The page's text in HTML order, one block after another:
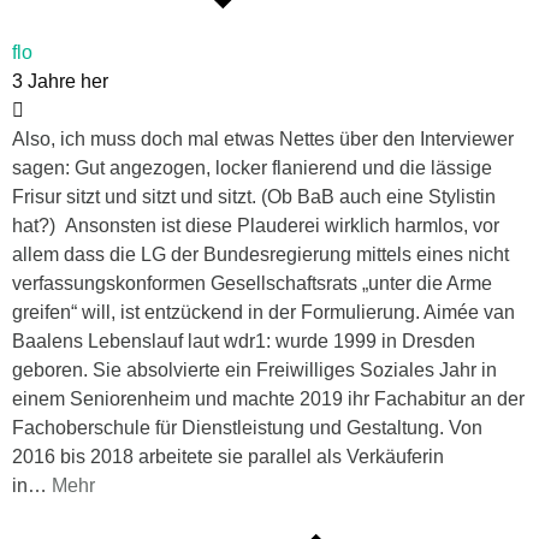
flo
3 Jahre her
Also, ich muss doch mal etwas Nettes über den Interviewer
sagen: Gut angezogen, locker flanierend und die lässige
Frisur sitzt und sitzt und sitzt. (Ob BaB auch eine Stylistin
hat?) Ansonsten ist diese Plauderei wirklich harmlos, vor
allem dass die LG der Bundesregierung mittels eines nicht
verfassungskonformen Gesellschaftsrats „unter die Arme
greifen“ will, ist entzückend in der Formulierung. Aimée van
Baalens Lebenslauf laut wdr1: wurde 1999 in Dresden
geboren. Sie absolvierte ein Freiwilliges Soziales Jahr in
einem Seniorenheim und machte 2019 ihr Fachabitur an der
Fachoberschule für Dienstleistung und Gestaltung. Von
2016 bis 2018 arbeitete sie parallel als Verkäuferin
in… Mehr